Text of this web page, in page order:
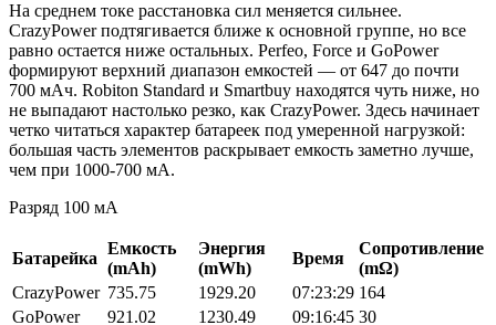
На среднем токе расстановка сил меняется сильнее.
CrazyPower подтягивается ближе к основной группе, но все
равно остается ниже остальных. Pеrfeo, Force и GoPower
формируют верхний диапазон емкостей — от 647 до почти
700 мАч. Robiton Standard и Smartbuy находятся чуть ниже, но
не выпадают настолько резко, как CrazyPower. Здесь начинает
четко читаться характер батареек под умеренной нагрузкой:
большая часть элементов раскрывает емкость заметно лучше,
чем при 1000-700 мА.
Разряд 100 мА
Батарейка
Емкость
(mAh)
Энергия
(mWh)
Время
Сопротивление
(mΩ)
CrazyPower 735.75 1929.20 07:23:29 164
GoPower
921.02 1230.49 09:16:45 30